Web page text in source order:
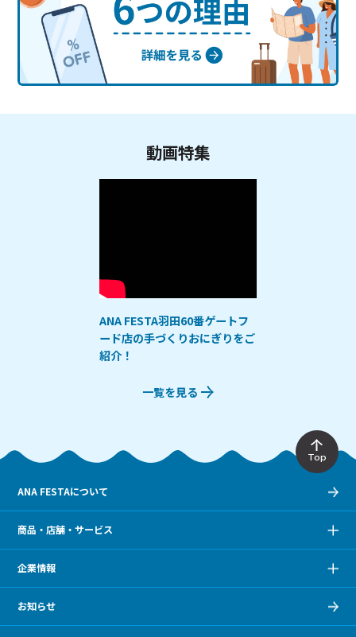
動画特集
ANA FESTA羽田60番ゲートフ
ード店の手づくりおにぎりをご
紹介！
一覧を見る
Top
ANA FESTAについて
商品・店舗・サービス
企業情報
お知らせ